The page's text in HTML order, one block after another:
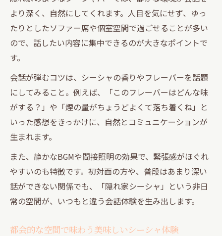
より深く、自然にしてくれます。人目を気にせず、ゆっ
たりとしたソファー席や個室空間で過ごせることが多い
ので、話したい内容に集中できるのが大きなポイントで
す。
会話が弾むコツは、シーシャの香りやフレーバーを話題
にしてみること。例えば、「このフレーバーはどんな味
がする？」や「煙の量がちょうどよくて落ち着くね」と
いった感想をきっかけに、自然とコミュニケーションが
生まれます。
また、静かなBGMや間接照明の効果で、緊張感がほぐれ
やすいのも特徴です。初対面の方や、普段はあまり深い
話ができない関係でも、「隠れ家シーシャ」という非日
常の空間が、いつもと違う会話体験を生み出します。
都会的な空間で味わう美味しいシーシャ体験